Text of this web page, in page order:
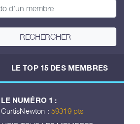
RECHERCHER
LE TOP 15 DES MEMBRES
LE NUMÉRO 1 :
CurtisNewton : 59319 pts